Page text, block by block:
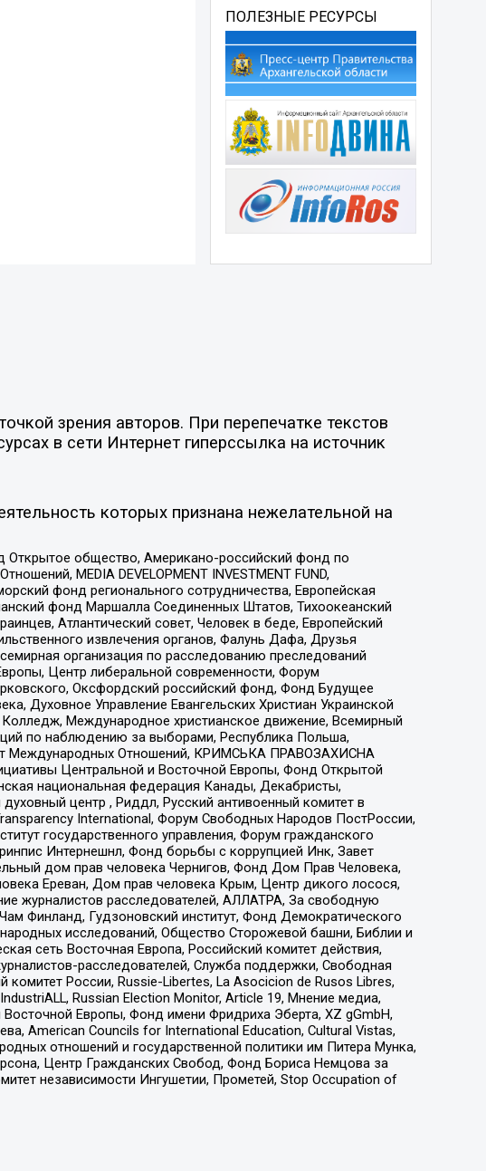
ПОЛЕЗНЫЕ РЕСУРСЫ
зрения авторов. При перепечатке текстов
в сети Интернет гиперссылка на источник
которых признана нежелательной на
общество, Американо-российский фонд по
MEDIA DEVELOPMENT INVESTMENT FUND,
фонд регионального сотрудничества, Европейская
фонд Маршалла Соединенных Штатов, Тихоокеанский
Атлантический совет, Человек в беде, Европейский
извлечения органов, Фалунь Дафа, Друзья
организация по расследованию преследований
Центр либеральной современности, Форум
Оксфордский российский фонд, Фонд Будущее
Духовное Управление Евангельских Христиан Украинской
Международное христианское движение, Всемирный
по наблюдению за выборами, Республика Польша,
Международных Отношений, КРИМСЬКА ПРАВОЗАХИСНА
Центральной и Восточной Европы, Фонд Открытой
национальная федерация Канады, Декабристы,
центр , Риддл, Русский антивоенный комитет в
International, Форум Свободных Народов ПостРоссии,
государственного управления, Форум гражданского
Интернешнл, Фонд борьбы с коррупцией Инк, Завет
дом прав человека Чернигов, Фонд Дом Прав Человека,
Ереван, Дом прав человека Крым, Центр дикого лосося,
журналистов расследователей, АЛЛАТРА, За свободную
Финланд, Гудзоновский институт, Фонд Демократического
исследований, Общество Сторожевой башни, Библии и
сеть Восточная Европа, Российский комитет действия,
расследователей, Служба поддержки, Свободная
России, Russie-Libertes, La Asocicion de Rusos Libres,
Russian Election Monitor, Article 19, Мнение медиа,
Европы, Фонд имени Фридриха Эберта, XZ gGmbH,
American Councils for International Education, Cultural Vistas,
отношений и государственной политики им Питера Мунка,
Центр Гражданских Свобод, Фонд Бориса Немцова за
независимости Ингушетии, Прометей, Stop Occupation of